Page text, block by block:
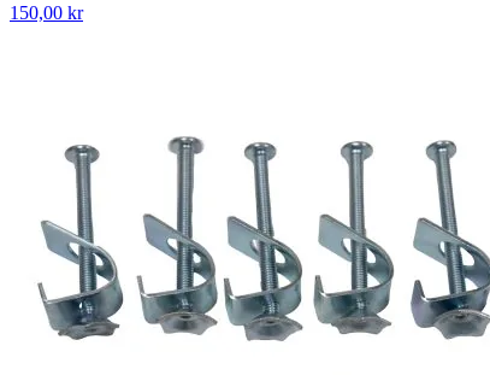
150,00 kr